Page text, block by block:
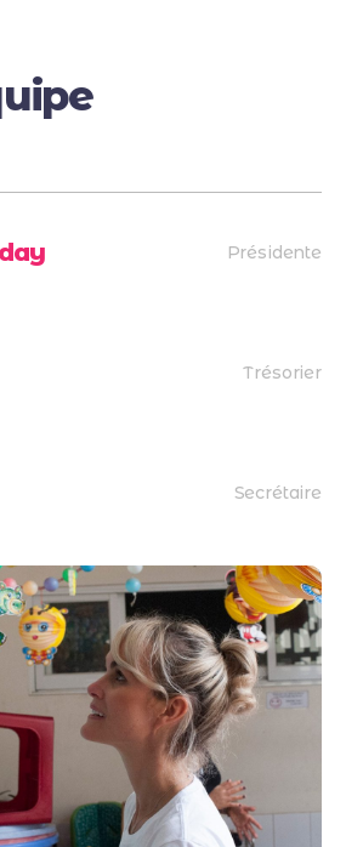
Présidente
Trésorier
Secrétaire